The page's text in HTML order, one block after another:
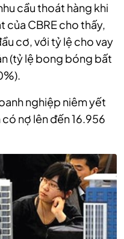
cầu thoát hàng khi
của CBRE cho thấy,
cơ, với tỷ lệ cho vay
(tỷ lệ bong bóng bất
nghiệp niêm yết
nợ lên đến 16.956